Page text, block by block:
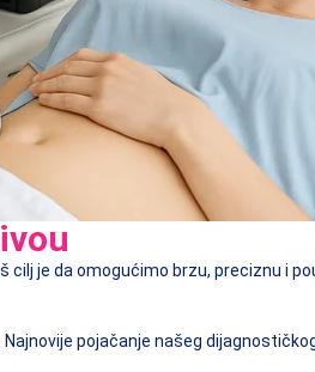
je da omogućimo brzu, preciznu i
pojačanje našeg